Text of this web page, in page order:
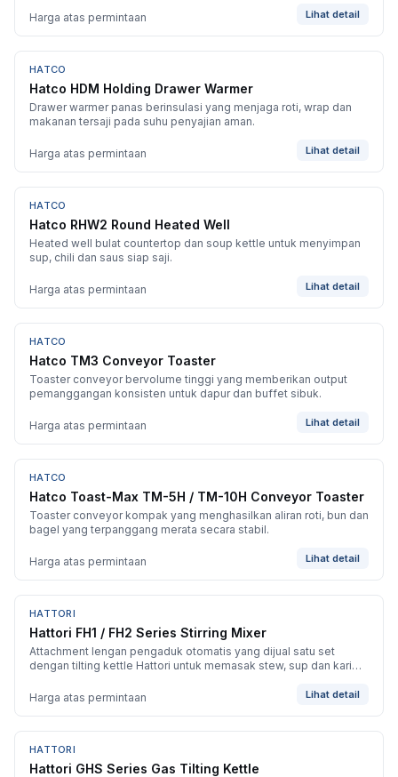
Harga atas permintaan Lihat detail
BARU
HATCO
Hatco HDM Holding Drawer Warmer
Drawer warmer panas berinsulasi yang menjaga roti, wrap dan
makanan tersaji pada suhu penyajian aman.
Harga atas permintaan Lihat detail
BARU
HATCO
Hatco RHW2 Round Heated Well
Heated well bulat countertop dan soup kettle untuk menyimpan
sup, chili dan saus siap saji.
Harga atas permintaan Lihat detail
BARU
HATCO
Hatco TM3 Conveyor Toaster
Toaster conveyor bervolume tinggi yang memberikan output
pemanggangan konsisten untuk dapur dan buffet sibuk.
Harga atas permintaan Lihat detail
BARU
HATCO
Hatco Toast-Max TM-5H / TM-10H Conveyor Toaster
Toaster conveyor kompak yang menghasilkan aliran roti, bun dan
bagel yang terpanggang merata secara stabil.
Harga atas permintaan Lihat detail
BARU
HATTORI
Hattori FH1 / FH2 Series Stirring Mixer
Attachment lengan pengaduk otomatis yang dijual satu set
dengan tilting kettle Hattori untuk memasak stew, sup dan kari
Harga atas permintaan
Lihat detail
BARU
HATTORI
Hattori GHS Series Gas Tilting Kettle